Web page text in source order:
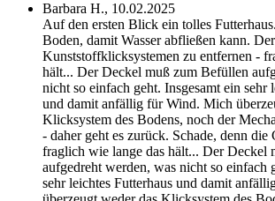
Barbara H., 10.02.2025
Auf den ersten Blick ein tolles
Boden, damit Wasser abfließen kann.
Kunststoffklicksystemen zu entfernen -
hält... Der Deckel muß zum Befüllen
nicht so einfach geht. Insgesamt ein sehr
und damit anfällig für Wind. Mich
Klicksystem des Bodens, noch der
- daher geht es zurück. Schade, denn die
fraglich wie lange das hält... Der Deckel
aufgedreht werden, was nicht so einfach
sehr leichtes Futterhaus und damit